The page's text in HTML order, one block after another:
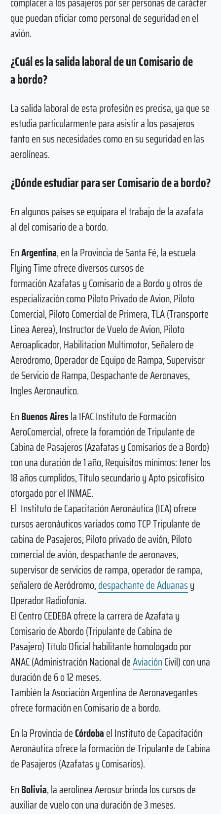
que puedan oficiar como personal de seguridad en el
avión.
¿Cuál es la salida laboral de un Comisario de
a bordo?
La salida laboral de esta profesión es precisa, ya que se
estudia particularmente para asistir a los pasajeros
tanto en sus necesidades como en su seguridad en las
aerolíneas.
¿Dónde estudiar para ser Comisario de a bordo?
En algunos países se equipara el trabajo de la azafata
al del comisario de a bordo.
EnArgentina, en la Provincia de Santa Fé, la escuela
Flying Time ofrece diversos cursos de
formación Azafatas y Comisario de a Bordo y otros de
especialización como Piloto Privado de Avion, Piloto
Comercial, Piloto Comercial de Primera, TLA (Transporte
Linea Aerea), Instructor de Vuelo de Avion, Piloto
Aeroaplicador, Habilitacion Multimotor, Señalero de
Aerodromo, Operador de Equipo de Rampa, Supervisor
de Servicio de Rampa, Despachante de Aeronaves,
Ingles Aeronautico.
EnBuenos Airesla IFAC Instituto de Formación
AeroComercial, ofrece la foramción de Tripulante de
Cabina de Pasajeros (Azafatas y Comisarios de a Bordo)
con una duración de 1 año, Requisitos mínimos: tener los
18 años cumplidos, Título secundario y Apto psicofísico
otorgado por el INMAE.
El Instituto de Capacitación Aeronáutica (ICA) ofrece
cursos aeronáuticos variados como TCP Tripulante de
cabina de Pasajeros, Piloto privado de avión, Piloto
comercial de avión, despachante de aeronaves,
supervisor de servicios de rampa, operador de rampa,
señalero de Aeródromo,despachante de Aduanasy
Operador Radiofonía.
El Centro CEDEBA ofrece la carrera de Azafata y
Comisario de Abordo (Tripulante de Cabina de
Pasajero) Título Oficial habilitante homologado por
ANAC (Administración Nacional deAviaciónCivil) con una
duración de 6 o 12 meses.
También la Asociación Argentina de Aeronavegantes
ofrece formación en Comisario de a bordo.
En la Provincia deCórdobael Instituto de Capacitación
Aeronáutica ofrece la formación de Tripulante de Cabina
de Pasajeros (Azafatas y Comisarios).
EnBolivia, la aerolínea Aerosur brinda los cursos de
auxiliar de vuelo con una duración de 3 meses.